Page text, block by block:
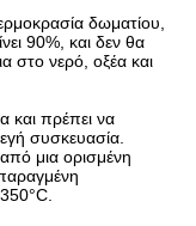
δωματίου,
90%, και δεν θα
στο νερό, οξέα και
και πρέπει να
συσκευασία.
μια ορισμένη